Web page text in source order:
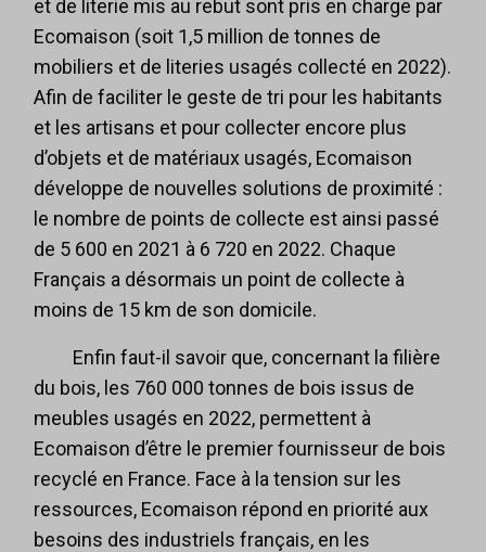
et de literie mis au rebut sont pris en charge par
Ecomaison (soit 1,5 million de tonnes de
mobiliers et de literies usagés collecté en 2022).
Afin de faciliter le geste de tri pour les habitants
et les artisans et pour collecter encore plus
d’objets et de matériaux usagés, Ecomaison
développe de nouvelles solutions de proximité :
le nombre de points de collecte est ainsi passé
de 5 600 en 2021 à 6 720 en 2022. Chaque
Français a désormais un point de collecte à
moins de 15 km de son domicile.
Enfin faut-il savoir que, concernant la filière
du bois, les 760 000 tonnes de bois issus de
meubles usagés en 2022, permettent à
Ecomaison d’être le premier fournisseur de bois
recyclé en France. Face à la tension sur les
ressources, Ecomaison répond en priorité aux
besoins des industriels français, en les